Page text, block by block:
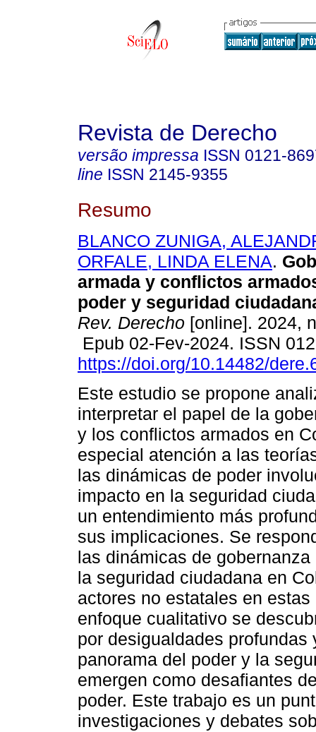
Revista de Derecho
versão impressa ISSN 0121-
line ISSN 2145-9355
Resumo
BLANCO ZUNIGA,
ORFALE, LINDA ELENA.
armada y conflictos
poder y seguridad
Rev. Derecho [online]. 2024,
Epub 02-Fev-2024. ISSN
https://doi.org/10.14482/
Este estudio se propone
interpretar el papel de la
y los conflictos armados en
especial atención a las
las dinámicas de poder
impacto en la seguridad
un entendimiento más
sus implicaciones. Se
las dinámicas de
la seguridad ciudadana en
actores no estatales en
enfoque cualitativo se
por desigualdades
panorama del poder y la
emergen como desafiantes
poder. Este trabajo es un
investigaciones y debates